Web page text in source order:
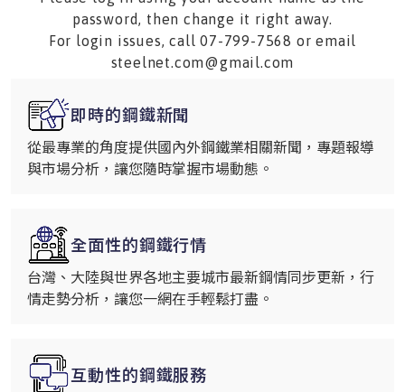
password, then change it right away.
For login issues, call 07-799-7568 or email
steelnet.com@gmail.com
即時的鋼鐵新聞
從最專業的角度提供國內外鋼鐵業相關新聞，專題報導
與市場分析，讓您隨時掌握市場動態。
全面性的鋼鐵行情
台灣、大陸與世界各地主要城市最新鋼情同步更新，行
情走勢分析，讓您一網在手輕鬆打盡。
互動性的鋼鐵服務